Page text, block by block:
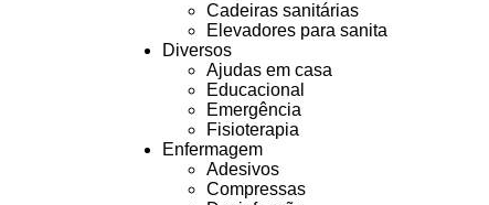
Cadeiras sanitárias
Elevadores para sanita
Diversos
Ajudas em casa
Educacional
Emergência
Fisioterapia
Enfermagem
Adesivos
Compressas